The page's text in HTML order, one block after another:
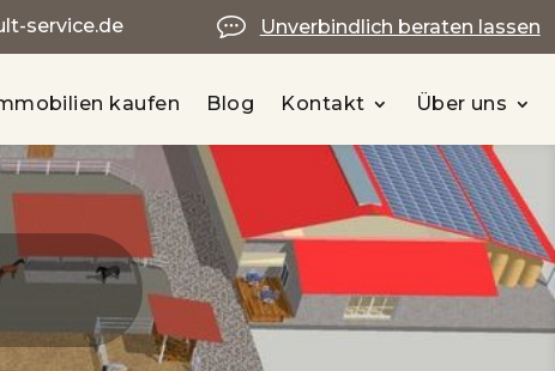
service.de Unverbindlich beraten lassen
kaufen Blog Kontakt Über uns